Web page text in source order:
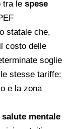
tra le spese
statale che,
costo delle
soglie
stesse tariffe:
e la zona
mentale